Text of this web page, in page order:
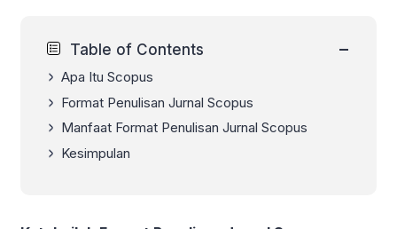
Table of Contents −
Apa Itu Scopus
Format Penulisan Jurnal Scopus
Manfaat Format Penulisan Jurnal Scopus
Kesimpulan